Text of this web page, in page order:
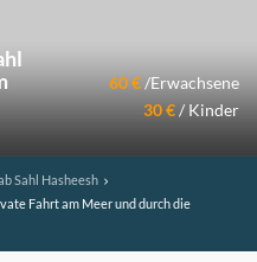
60 €/Erwachsene
30 €/ Kinder
Sahl Hasheesh
Fahrt am Meer und durch die